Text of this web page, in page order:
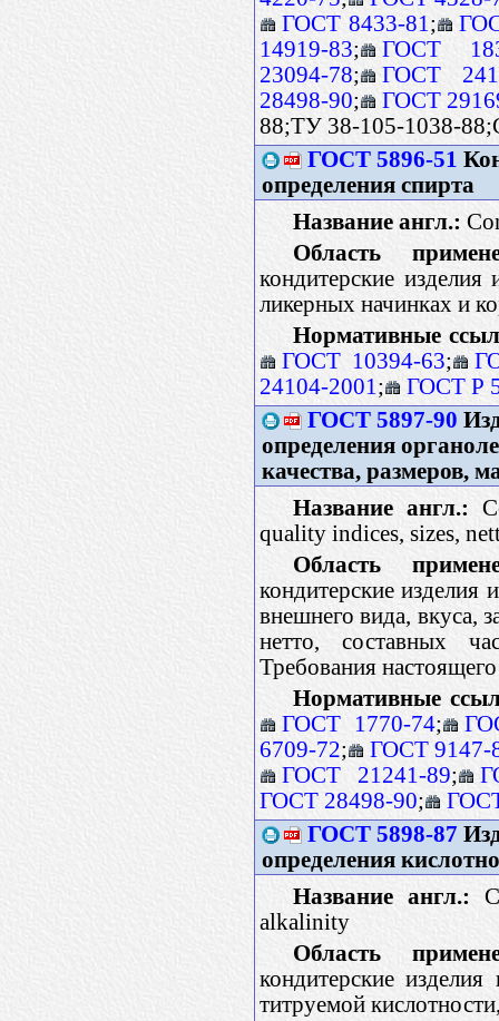
ГОСТ 8433-81 ;
14919-83;
ГОСТ
23094-78;
ГОСТ
28498-90;
ГОСТ
88;ТУ 38-105-1038-
ГОСТ 5896-51
определения спирта
Название англ.:
Область
кондитерские изделия
ликерных начинках и
Нормативные
ГОСТ 10394-63;
24104-2001 ;
ГОСТ Р
ГОСТ 5897-90
определения
качества, размеров,
Название англ.:
quality indices, sizes,
Область
кондитерские изделия
внешнего вида, вкуса,
нетто, составных
Требования
Нормативные
ГОСТ 1770-74;
6709-72;
ГОСТ 9147-
ГОСТ 21241-89;
ГОСТ 28498-90;
ГОСТ 5898-87
определения
Название англ.:
alkalinity
Область
кондитерские
титруемой